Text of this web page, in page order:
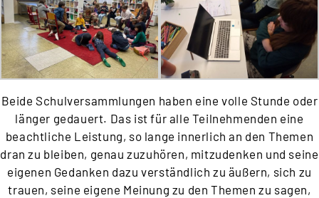
Beide Schulversammlungen haben eine volle Stunde oder
länger gedauert. Das ist für alle Teilnehmenden eine
beachtliche Leistung, so lange innerlich an den Themen
dran zu bleiben, genau zuzuhören, mitzudenken und seine
eigenen Gedanken dazu verständlich zu äußern, sich zu
trauen, seine eigene Meinung zu den Themen zu sagen,